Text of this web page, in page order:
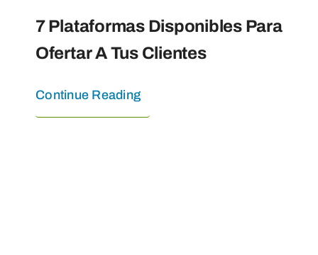
7 Plataformas Disponibles Para
Ofertar A Tus Clientes
Continue Reading